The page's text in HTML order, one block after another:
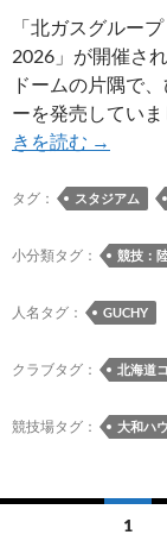
明
治
田
J2
ー
ホ
ム
ー
で
売
「北ガスグルー
2026」が開催さ
ドームの片隅で
ーを発売してい
きを読む 7/12
グ
チ
さ
が
和
ス
→
タグ： スタジアム
小分類タグ： 競技：
人名タグ： GUCHY
クラブタグ： 北海道
競技場タグ： 大和ハ
1